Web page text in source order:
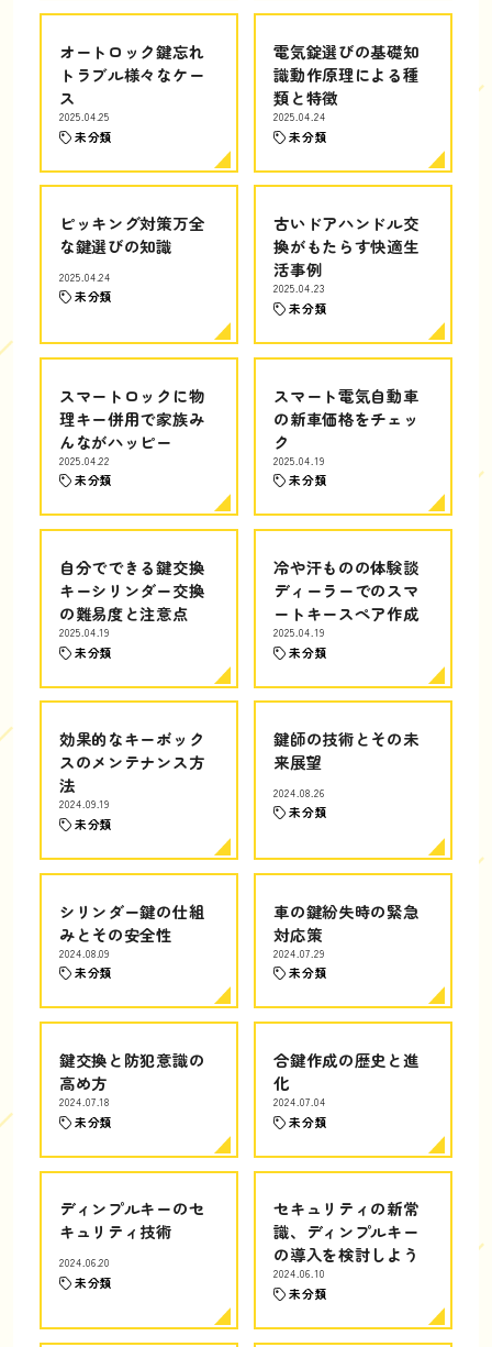
オートロック鍵忘れ
トラブル様々なケー
ス
2025.04.25
未分類
電気錠選びの基礎知
識動作原理による種
類と特徴
2025.04.24
未分類
ピッキング対策万全
な鍵選びの知識
2025.04.24
未分類
古いドアハンドル交
換がもたらす快適生
活事例
2025.04.23
未分類
スマートロックに物
理キー併用で家族み
んながハッピー
2025.04.22
未分類
スマート電気自動車
の新車価格をチェッ
ク
2025.04.19
未分類
自分でできる鍵交換
キーシリンダー交換
の難易度と注意点
2025.04.19
未分類
冷や汗ものの体験談
ディーラーでのスマ
ートキースペア作成
2025.04.19
未分類
効果的なキーボック
スのメンテナンス方
法
2024.09.19
未分類
鍵師の技術とその未
来展望
2024.08.26
未分類
シリンダー鍵の仕組
みとその安全性
2024.08.09
未分類
車の鍵紛失時の緊急
対応策
2024.07.29
未分類
鍵交換と防犯意識の
高め方
2024.07.18
未分類
合鍵作成の歴史と進
化
2024.07.04
未分類
ディンプルキーのセ
キュリティ技術
2024.06.20
未分類
セキュリティの新常
識、ディンプルキー
の導入を検討しよう
2024.06.10
未分類